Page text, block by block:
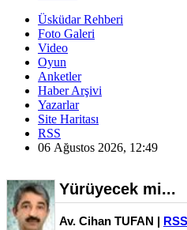
Üsküdar Rehberi
Foto Galeri
Video
Oyun
Anketler
Haber Arşivi
Yazarlar
Site Haritası
RSS
06 Ağustos 2026, 12:49
Yürüyecek mi...
Av. Cihan TUFAN |